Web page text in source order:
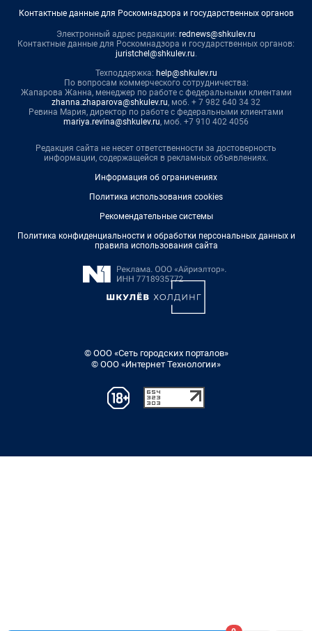
Контактные данные для Роскомнадзора и государственных органов
Электронный адрес редакции: rednews@shkulev.ru
Контактные данные для Роскомнадзора и государственных органов:
juristchel@shkulev.ru.
Техподдержка: help@shkulev.ru
По вопросам коммерческого сотрудничества:
Жапарова Жанна, менеджер по работе с федеральными клиентами
zhanna.zhaparova@shkulev.ru, моб. + 7 982 640 34 32
Ревина Мария, директор по работе с федеральными клиентами
mariya.revina@shkulev.ru, моб. +7 910 402 4056
Редакция сайта не несет ответственности за достоверность
информации, содержащейся в рекламных объявлениях.
Информация об ограничениях
Политика использования cookies
Рекомендательные системы
Политика конфиденциальности и обработки персональных данных и
правила использования сайта
© ООО «Сеть городских порталов»
© ООО «Интернет Технологии»